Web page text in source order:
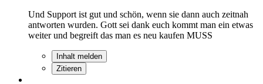
Und Support ist gut und schön, wenn sie dann auch zeitnah
antworten wurden. Gott sei dank euch kommt man ein etwas
weiter und begreift das man es neu kaufen MUSS
Inhalt melden
Zitieren